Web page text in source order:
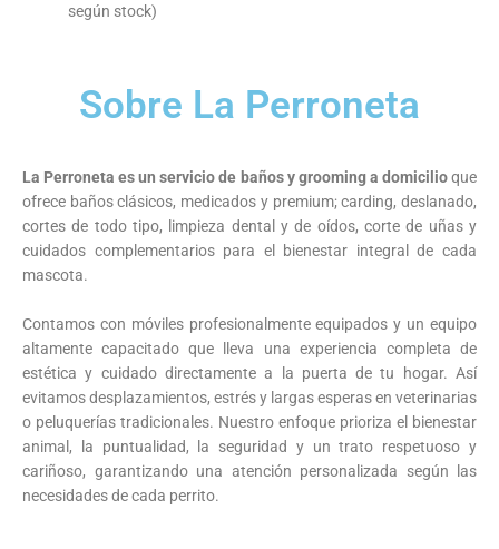
según stock)
Sobre La Perroneta
La Perroneta es un servicio de baños y grooming a domicilioque
ofrece baños clásicos, medicados y premium; carding, deslanado,
cortes de todo tipo, limpieza dental y de oídos, corte de uñas y
cuidados complementarios para el bienestar integral de cada
mascota.
Contamos con móviles profesionalmente equipados y un equipo
altamente capacitado que lleva una experiencia completa de
estética y cuidado directamente a la puerta de tu hogar. Así
evitamos desplazamientos, estrés y largas esperas en veterinarias
o peluquerías tradicionales. Nuestro enfoque prioriza el bienestar
animal, la puntualidad, la seguridad y un trato respetuoso y
cariñoso, garantizando una atención personalizada según las
necesidades de cada perrito.